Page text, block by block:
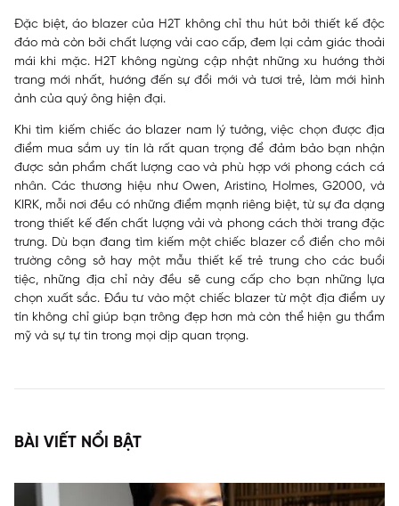
Đặc biệt, áo blazer của H2T không chỉ thu hút bởi thiết kế độc
đáo mà còn bởi chất lượng vải cao cấp, đem lại cảm giác thoải
mái khi mặc. H2T không ngừng cập nhật những xu hướng thời
trang mới nhất, hướng đến sự đổi mới và tươi trẻ, làm mới hình
ảnh của quý ông hiện đại.
Khi tìm kiếm chiếc áo blazer nam lý tưởng, việc chọn được địa
điểm mua sắm uy tín là rất quan trọng để đảm bảo bạn nhận
được sản phẩm chất lượng cao và phù hợp với phong cách cá
nhân. Các thương hiệu như Owen, Aristino, Holmes, G2000, và
KIRK, mỗi nơi đều có những điểm mạnh riêng biệt, từ sự đa dạng
trong thiết kế đến chất lượng vải và phong cách thời trang đặc
trưng. Dù bạn đang tìm kiếm một chiếc blazer cổ điển cho môi
trường công sở hay một mẫu thiết kế trẻ trung cho các buổi
tiệc, những địa chỉ này đều sẽ cung cấp cho bạn những lựa
chọn xuất sắc. Đầu tư vào một chiếc blazer từ một địa điểm uy
tín không chỉ giúp bạn trông đẹp hơn mà còn thể hiện gu thẩm
mỹ và sự tự tin trong mọi dịp quan trọng.
BÀI VIẾT NỔI BẬT